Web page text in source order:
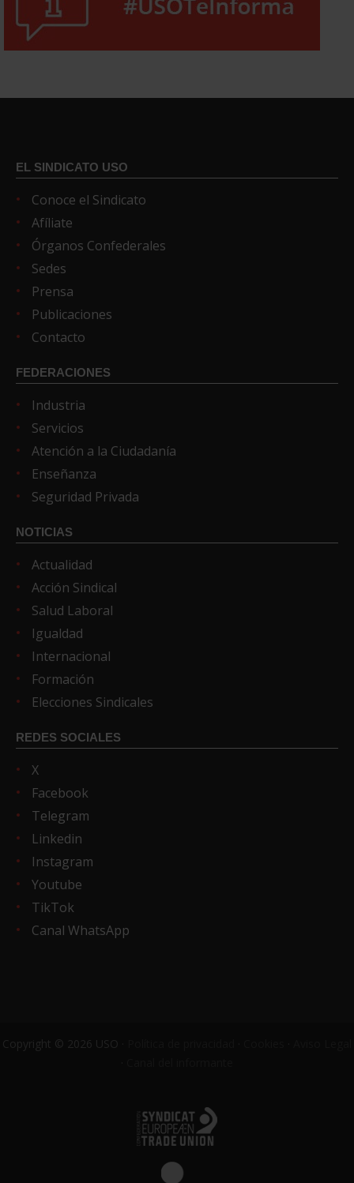
EL SINDICATO USO
Conoce el Sindicato
Afíliate
Órganos Confederales
Sedes
Prensa
Publicaciones
Contacto
FEDERACIONES
Industria
Servicios
Atención a la Ciudadanía
Enseñanza
Seguridad Privada
NOTICIAS
Actualidad
Acción Sindical
Salud Laboral
Igualdad
Internacional
Formación
Elecciones Sindicales
REDES SOCIALES
X
Facebook
Telegram
Linkedin
Instagram
Youtube
TikTok
Canal WhatsApp
Copyright © 2026 USO ·